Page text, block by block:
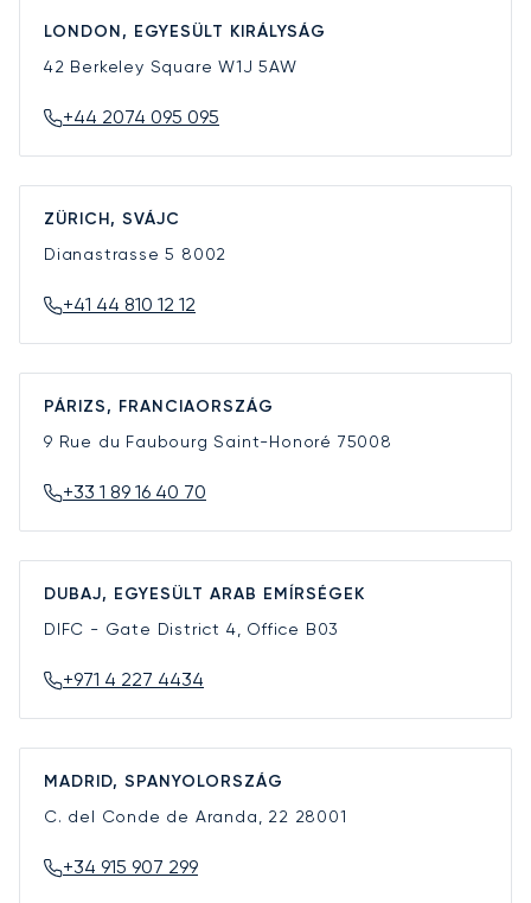
LONDON, EGYESÜLT KIRÁLYSÁG
42 Berkeley SquareW1J 5AW
+44 2074 095 095
ZÜRICH, SVÁJC
Dianastrasse 5 8002
+41 44 810 12 12
PÁRIZS, FRANCIAORSZÁG
9 Rue du Faubourg Saint-Honoré 75008
+33 1 89 16 40 70
DUBAJ, EGYESÜLT ARAB EMÍRSÉGEK
DIFC - Gate District 4, Office B03
+971 4 227 4434
MADRID, SPANYOLORSZÁG
C. del Conde de Aranda, 22 28001
+34 915 907 299